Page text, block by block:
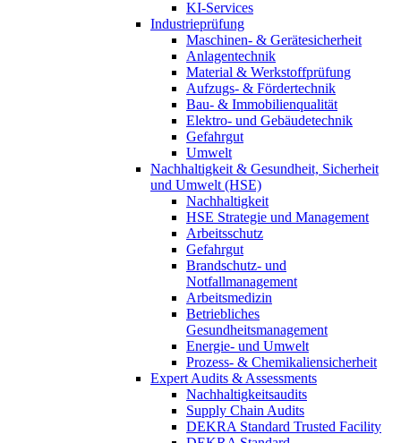
KI-Services
Industrieprüfung
Maschinen- & Gerätesicherheit
Anlagentechnik
Material & Werkstoffprüfung
Aufzugs- & Fördertechnik
Bau- & Immobilienqualität
Elektro- und Gebäudetechnik
Gefahrgut
Umwelt
Nachhaltigkeit & Gesundheit, Sicherheit
und Umwelt (HSE)
Nachhaltigkeit
HSE Strategie und Management
Arbeitsschutz
Gefahrgut
Brandschutz- und
Notfallmanagement
Arbeitsmedizin
Betriebliches
Gesundheitsmanagement
Energie- und Umwelt
Prozess- & Chemikaliensicherheit
Expert Audits & Assessments
Nachhaltigkeitsaudits
Supply Chain Audits
DEKRA Standard Trusted Facility